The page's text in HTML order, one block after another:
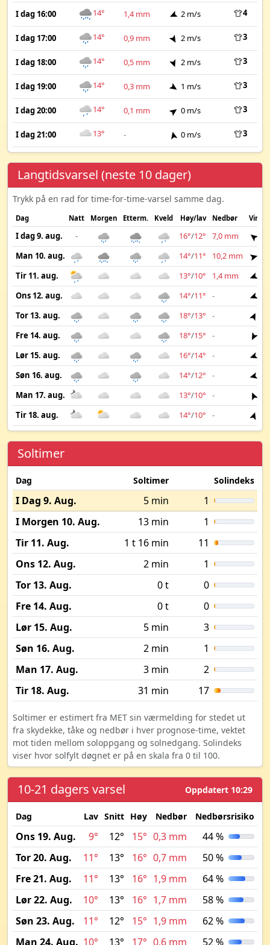
I dag 16:00 14° 1,4 mm 2 m/s 4
I dag 17:00 14° 0,9 mm 2 m/s 3
I dag 18:00 14° 0,5 mm 2 m/s 3
I dag 19:00 14° 0,3 mm 1 m/s 3
I dag 20:00 14° 0,1 mm 0 m/s 3
I dag 21:00 13° - 0 m/s 3
Langtidsvarsel (neste 10 dager)
Trykk på en rad for time-for-time-varsel samme dag.
Dag Natt Morgen Etterm. Kveld Høy/lav Nedbør Vind
I dag 9. aug. - 16°/12° 7,0 mm
Man 10. aug.
14°/11° 10,2 mm
Tir 11. aug.
13°/10° 1,4 mm
Ons 12. aug.
14°/11° -
Tor 13. aug.
18°/13° -
Fre 14. aug.
18°/15° -
Lør 15. aug.
16°/14° -
Søn 16. aug.
14°/12° -
Man 17. aug.
13°/10° -
Tir 18. aug.
14°/10° -
Soltimer
Dag Soltimer Solindeks
I Dag 9. Aug. 5 min
1
I Morgen 10. Aug.
13 min
1
Tir 11. Aug.
1 t 16 min
11
Ons 12. Aug.
2 min
1
Tor 13. Aug.
0 t
0
Fre 14. Aug.
0 t
0
Lør 15. Aug.
5 min
3
Søn 16. Aug.
2 min
1
Man 17. Aug.
3 min
2
Tir 18. Aug.
31 min 17
Soltimer er estimert fra MET sin værmelding for stedet ut
fra skydekke, tåke og nedbør i hver prognose-time, vektet
mot tiden mellom soloppgang og solnedgang. Solindeks
viser hvor solfylt døgnet er på en skala fra 0 til 100.
10-21 dagers varsel Oppdatert 10:29
Dag Lav Snitt Høy Nedbør Nedbørsrisiko
Ons 19. Aug. 9° 12° 15° 0,3 mm
44 %
Tor 20. Aug.
11° 13° 16° 0,7 mm
50 %
Fre 21. Aug.
11° 13° 16° 1,9 mm
64 %
Lør 22. Aug.
10° 13° 16° 1,7 mm
58 %
Søn 23. Aug.
11° 12° 15° 1,9 mm
62 %
Man 24. Aug. 10° 13° 17° 0,6 mm 52 %